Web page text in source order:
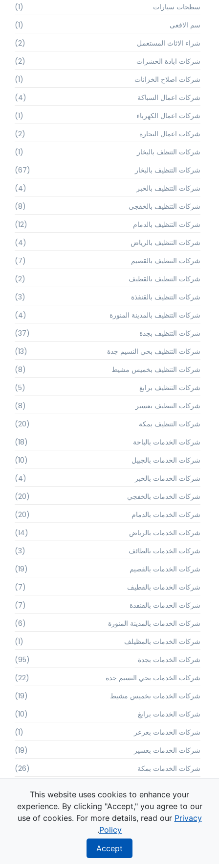
سطحات سيارات
(1)
سم الافعى
(1)
شراء الاثاث المستعمل
(2)
شركات ابادة الحشرات
(2)
شركات اصلاح الخزانات
(1)
شركات اعمال السباكة
(4)
شركات اعمال الكهرباء
(1)
شركات اعمال النجارة
(2)
شركات التنظف بالبخار
(1)
شركات التنظيف بالبخار
(67)
شركات التنظيف بالخبر
(4)
شركات التنظيف بالخفجي
(8)
شركات التنظيف بالدمام
(12)
شركات التنظيف بالرياض
(4)
شركات التنظيف بالقصيم
(7)
شركات التنظيف بالقطيف
(2)
شركات التنظيف بالقنفذة
(3)
شركات التنظيف بالمدينة المنورة
(4)
شركات التنظيف بجدة
(37)
شركات التنظيف بحي النسيم جدة
(13)
شركات التنظيف بخميس مشيط
(8)
شركات التنظيف برابغ
(5)
شركات التنظيف بعسير
(8)
شركات التنظيف بمكة
(20)
شركات الخدمات بالباحة
(18)
شركات الخدمات بالجبيل
(10)
شركات الخدمات بالخبر
(4)
شركات الخدمات بالخفجي
(20)
شركات الخدمات بالدمام
(20)
شركات الخدمات بالرياض
(14)
شركات الخدمات بالطائف
(3)
شركات الخدمات بالقصيم
(19)
شركات الخدمات بالقطيف
(7)
شركات الخدمات بالقنفذة
(7)
شركات الخدمات بالمدينة المنورة
(6)
شركات الخدمات بالمظيلف
(1)
شركات الخدمات بجدة
(95)
شركات الخدمات بحي النسيم جدة
(22)
شركات الخدمات بخميس مشيط
(19)
شركات الخدمات برابغ
(10)
شركات الخدمات بعرعر
(1)
شركات الخدمات بعسير
(19)
شركات الخدمات بمكة
(26)
شركات الخدمات في بلجرشي
(1)
شركات الدهان
(1)
This website uses cookies to enhance your
experience. By clicking "Accept," you agree to our
use of cookies. For more details, read our Privacy
Policy
.
Accept